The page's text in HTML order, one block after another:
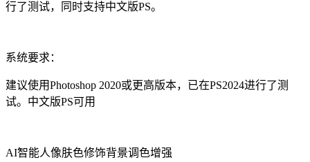
行了测试，同时支持中文版PS。
系统要求：
建议使用Photoshop 2020或更高版本，已在PS2024进行了测
试。中文版PS可用
AI智能人像肤色修饰背景调色增强